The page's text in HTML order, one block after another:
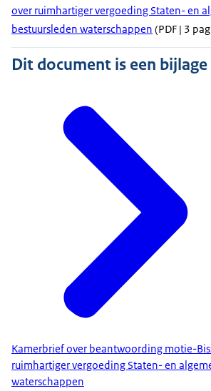
over ruimhartiger vergoeding Staten- en
bestuursleden waterschappen (PDF | 3
Dit document is een
Kamerbrief over beantwoording motie-
ruimhartiger vergoeding Staten- en
waterschappen